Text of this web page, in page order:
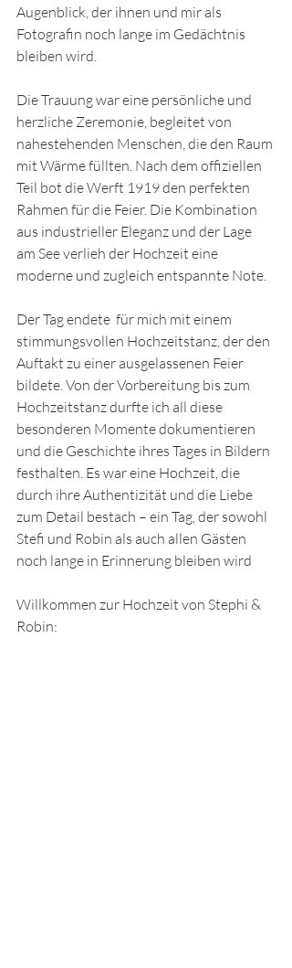
Augenblick, der ihnen und mir als
Fotografin noch lange im Gedächtnis
bleiben wird.
Die Trauung war eine persönliche und
herzliche Zeremonie, begleitet von
nahestehenden Menschen, die den Raum
mit Wärme füllten. Nach dem offiziellen
Teil bot die Werft 1919 den perfekten
Rahmen für die Feier. Die Kombination
aus industrieller Eleganz und der Lage
am See verlieh der Hochzeit eine
moderne und zugleich entspannte Note.
Der Tag endete  für mich mit einem
stimmungsvollen Hochzeitstanz, der den
Auftakt zu einer ausgelassenen Feier
bildete. Von der Vorbereitung bis zum
Hochzeitstanz durfte ich all diese
besonderen Momente dokumentieren
und die Geschichte ihres Tages in Bildern
festhalten. Es war eine Hochzeit, die
durch ihre Authentizität und die Liebe
zum Detail bestach – ein Tag, der sowohl
Stefi und Robin als auch allen Gästen
noch lange in Erinnerung bleiben wird
Willkommen zur Hochzeit von Stephi &
Robin: